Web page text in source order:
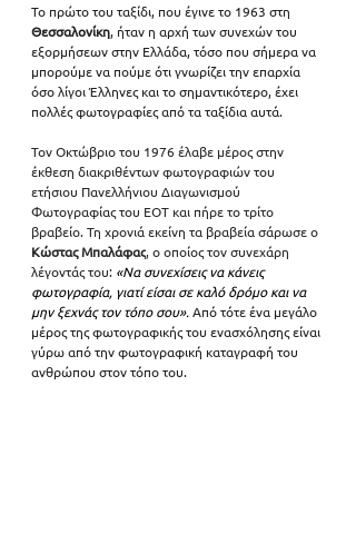
Το πρώτο του ταξίδι, που έγινε το 1963 στη
Θεσσαλονίκη, ήταν η αρχή των συνεχών του
εξορμήσεων στην Ελλάδα, τόσο που σήμερα να
μπορούμε να πούμε ότι γνωρίζει την επαρχία
όσο λίγοι Έλληνες και το σημαντικότερο, έχει
πολλές φωτογραφίες από τα ταξίδια αυτά.
Τον Οκτώβριο του 1976 έλαβε μέρος στην
έκθεση διακριθέντων φωτογραφιών του
ετήσιου Πανελλήνιου Διαγωνισμού
Φωτογραφίας του ΕΟΤ και πήρε το τρίτο
βραβείο. Τη χρονιά εκείνη τα βραβεία σάρωσε ο
Κώστας Μπαλάφας, ο οποίος τον συνεχάρη
λέγοντάς του: «Να συνεχίσεις να κάνεις
φωτογραφία, γιατί είσαι σε καλό δρόμο και να
μην ξεχνάς τον τόπο σου». Από τότε ένα μεγάλο
μέρος της φωτογραφικής του ενασχόλησης είναι
γύρω από την φωτογραφική καταγραφή του
ανθρώπου στον τόπο του.